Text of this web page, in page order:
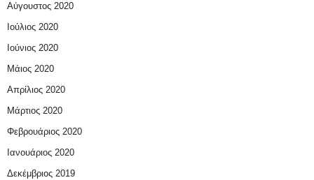
Αύγουστος 2020
Ιούλιος 2020
Ιούνιος 2020
Μάιος 2020
Απρίλιος 2020
Μάρτιος 2020
Φεβρουάριος 2020
Ιανουάριος 2020
Δεκέμβριος 2019